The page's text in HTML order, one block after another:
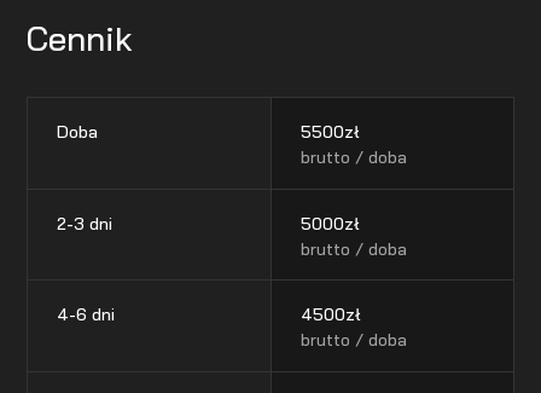
Cennik
Doba 5500zł
brutto / doba
2-3 dni 5000zł
brutto / doba
4-6 dni 4500zł
brutto / doba